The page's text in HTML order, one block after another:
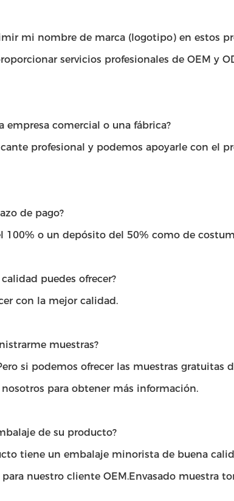
mi nombre de marca (logotipo) en estos
servicios profesionales de OEM y
empresa comercial o una fábrica?
profesional y podemos apoyarle con el
de pago?
100% o un depósito del 50% como de
puedes ofrecer?
con la mejor calidad.
muestras?
si podemos ofrecer las muestras gratuitas
para obtener más información.
de su producto?
tiene un embalaje minorista de buena
nuestro cliente OEM.Envasado muestra